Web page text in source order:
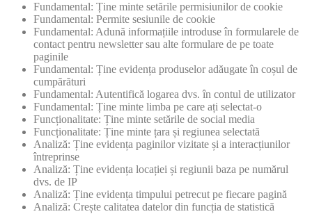
Fundamental: Ține minte setările permisiunilor de cookie
Fundamental: Permite sesiunile de cookie
Fundamental: Adună informațiile introduse în formularele de
contact pentru newsletter sau alte formulare de pe toate
paginile
Fundamental: Ține evidența produselor adăugate în coșul de
cumpărături
Fundamental: Autentifică logarea dvs. în contul de utilizator
Fundamental: Ține minte limba pe care ați selectat-o
Funcționalitate: Ține minte setările de social media
Funcționalitate: Ține minte țara și regiunea selectată
Analiză: Ține evidența paginilor vizitate și a interacțiunilor
întreprinse
Analiză: Ține evidența locației și regiunii baza pe numărul
dvs. de IP
Analiză: Ține evidența timpului petrecut pe fiecare pagină
Analiză: Crește calitatea datelor din funcția de statistică